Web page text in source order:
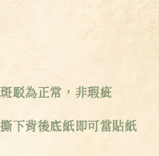
駁為正常，非瑕疵
下背後底紙即可當貼紙